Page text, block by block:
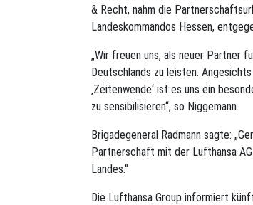
& Recht, nahm die
Landeskommandos Hessen,
„Wir freuen uns, als neuer Partner
Deutschlands zu leisten.
‚Zeitenwende‘ ist es uns ein
zu sensibilisieren“, so Niggemann.
Brigadegeneral Radmann sagte:
Partnerschaft mit der Lufthansa
Landes.“
Die Lufthansa Group informiert